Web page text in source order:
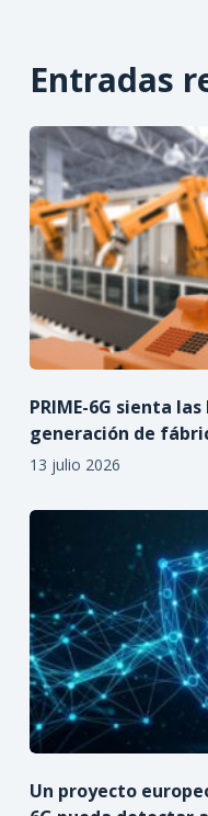
Entradas
PRIME-6G sienta
generación de
13 julio 2026
Un proyecto